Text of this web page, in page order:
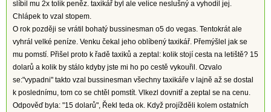
slíbil mu 2x tolik peněz. taxikář byl ale velice neslušný a vyhodil jej.
Chlápek to vzal stopem.
O rok později se vrátil bohatý bussinesman o5 do vegas. Tentokrát ale
vyhrál velké peníze. Venku čekal jeho oblíbený taxikář. Přemýšlel jak se
mu pomstí. Přišel proto k řadě taxiků a zeptal: kolik stojí cesta na letiště? 15
dolarů a kolik by stálo kdyby jste mi ho po cestě vykouřil. Ozvalo
se:"vypadni" takto vzal bussinesman všechny taxikáře v lajně až se dostal
k poslednímu, tom co se chtěl pomstít. Vlkezl dovnitř a zeptal se na cenu.
Odpověď byla: "15 dolarů", Řekl teda ok. Když projížděli kolem ostatních